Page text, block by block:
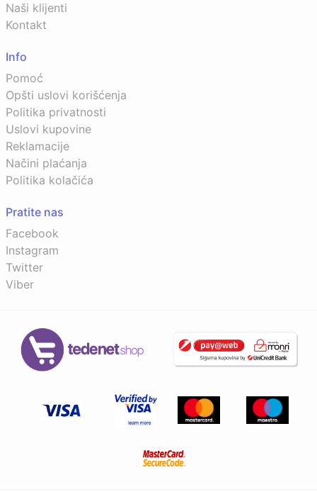
Naši klijenti
Kontakt
Info
Pomoć
Opšti uslovi korišćenja
Politika privatnosti
Uslovi kupovine
Reklamacije
Načini plaćanja
Politika kolačića
Pratite nas
Facebook
Instagram
Twitter
Viber